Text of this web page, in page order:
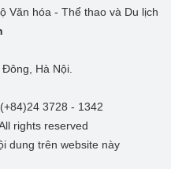
Văn hóa - Thể thao và Du lịch
Hà Nội.
3728 - 1342
rights reserved
dung trên website này